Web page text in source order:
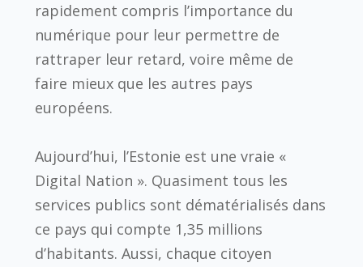
rapidement compris l’importance du
numérique pour leur permettre de
rattraper leur retard, voire même de
faire mieux que les autres pays
européens.
Aujourd’hui, l’Estonie est une vraie «
Digital Nation ». Quasiment tous les
services publics sont dématérialisés dans
ce pays qui compte 1,35 millions
d’habitants. Aussi, chaque citoyen